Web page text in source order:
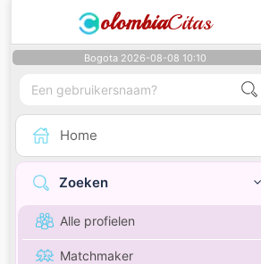
olombiaCitas
Bogota 2026-08-08 10:10
Home
Zoeken
Alle profielen
Matchmaker